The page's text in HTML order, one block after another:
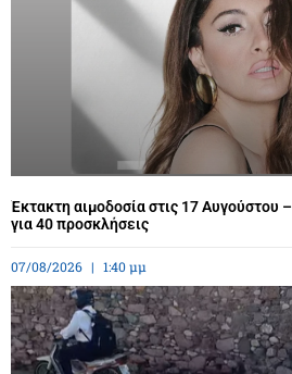
Έκτακτη αιμοδοσία στις 17 Αυγούστου
για 40 προσκλήσεις
07/08/2026 1:40 μμ